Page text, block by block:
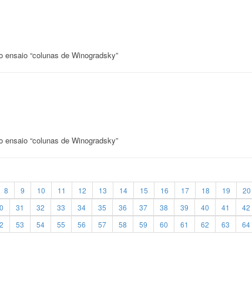
“colunas de Winogradsky”
“colunas de Winogradsky”
8 9 10 11 12 13 14 15 16 17 18 19 20
31 32 33 34 35 36 37 38 39 40 41 42
53 54 55 56 57 58 59 60 61 62 63 64